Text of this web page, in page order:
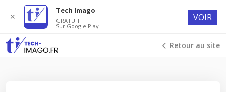
Retour au site
✕
Tech Imago
GRATUIT
Sur Google Play
VOIR